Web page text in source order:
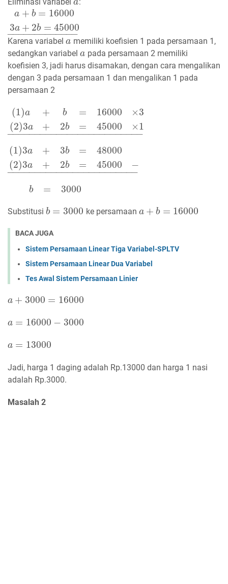
a
a
a + b = 16000
3a + 2b = 45000
− −
−−−−−−−−−−−
=
Karena variabel a
a memiliki koefisien 1 pada persamaan 1,
sedangkan variabel a
a pada persamaan 2 memiliki
koefisien 3, jadi harus disamakan, dengan cara mengalikan
dengan 3 pada persamaan 1 dan mengalikan 1 pada
persamaan 2
(1 )a
(2)3a
+
+
b
2b
=
=
16000
45000
×3
×1
− −
−−−−−−−−−−−−−−−−−−−−−−−
1) a+
(1)3a
(2)3a
+
+
3b
2b
=
=
48000
45000
−
− −
−−−−−−−−−−−−−−−−−−−−−−
1 3
b = 3000
3000
Substitusi b = 3000
b =3000 ke persamaan a + b = 16000
a+b=16000
BACA JUGA
Sistem Persamaan Linear Tiga Variabel-SPLTV
Sistem Persamaan Linear Dua Variabel
Tes Awal Sistem Persamaan Linier
a + 3000 = 16000
a+3000=16000
a = 16000 − 3000
a=16000−3000
a = 13000
a=13000
Jadi, harga 1 daging adalah Rp.13000 dan harga 1 nasi
adalah Rp.3000.
Masalah 2